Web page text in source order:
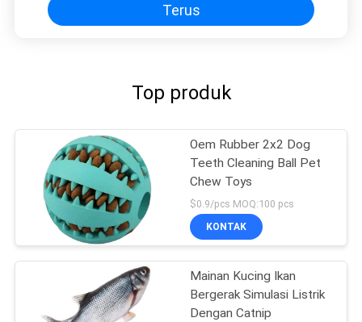
Terus
Top produk
Oem Rubber 2x2 Dog
Teeth Cleaning Ball Pet
Chew Toys
$0.9/pcs MOQ:100 pcs
KONTAK
Mainan Kucing Ikan
Bergerak Simulasi Listrik
Dengan Catnip